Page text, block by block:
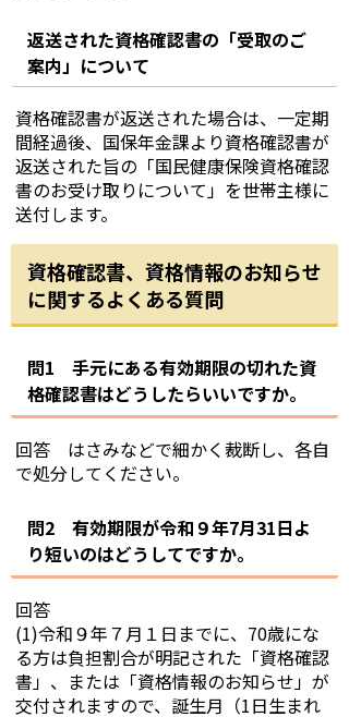
返送された資格確認書の「受取のご
案内」について
資格確認書が返送された場合は、一定期
間経過後、国保年金課より資格確認書が
返送された旨の「国民健康保険資格確認
書のお受け取りについて」を世帯主様に
送付します。
資格確認書、資格情報のお知らせ
に関するよくある質問
問1 手元にある有効期限の切れた資
格確認書はどうしたらいいですか。
回答 はさみなどで細かく裁断し、各自
で処分してください。
問2 有効期限が令和９年7月31日よ
り短いのはどうしてですか。
回答
(1)令和９年７月１日までに、70歳にな
る方は負担割合が明記された「資格確認
書」、または「資格情報のお知らせ」が
交付されますので、誕生月（1日生まれ